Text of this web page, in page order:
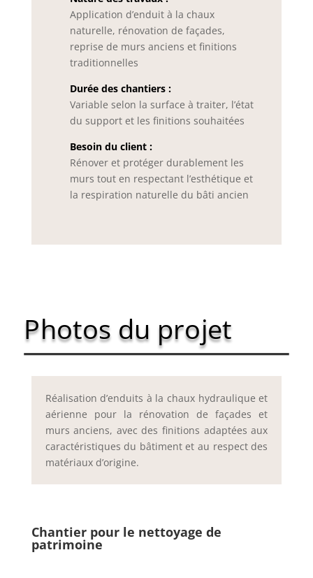
Application d’enduit à la chaux
naturelle, rénovation de façades,
reprise de murs anciens et finitions
traditionnelles
Durée des chantiers :
Variable selon la surface à traiter, l’état
du support et les finitions souhaitées
Besoin du client :
Rénover et protéger durablement les
murs tout en respectant l’esthétique et
la respiration naturelle du bâti ancien
Photos du projet
Réalisation d’enduits à la chaux hydraulique et
aérienne pour la rénovation de façades et
murs anciens, avec des finitions adaptées aux
caractéristiques du bâtiment et au respect des
matériaux d’origine.
Chantier pour le nettoyage de
patrimoine